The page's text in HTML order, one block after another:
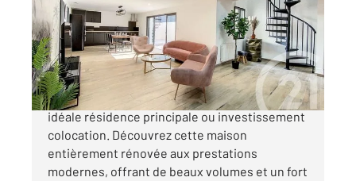
Maison à vendre
221 550 €
LUÇON Opportunité rare Maison rénovée
idéale résidence principale ou investissement
colocation. Découvrez cette maison
entièrement rénovée aux prestations
modernes, offrant de beaux volumes et un fort